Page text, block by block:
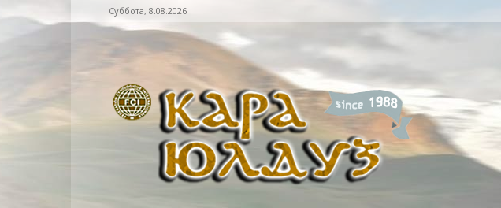
Суббота, 8.08.2026